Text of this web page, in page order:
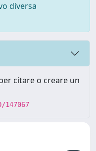
diversa
citare o creare un